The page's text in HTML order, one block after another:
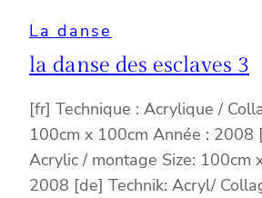
La danse
la danse des esclaves 3
[fr] Technique : Acrylique /
100cm x 100cm Année : 2008
Acrylic / montage Size: 100cm
2008 [de] Technik: Acryl/